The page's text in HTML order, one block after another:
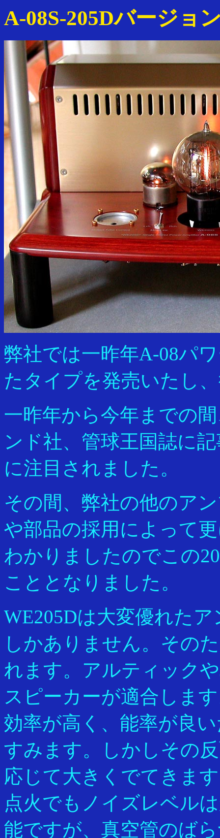
A-08S-205Dバージョ
弊社では一昨年A-08パ
たタイプを発売いたし
一昨年から今年までの
ンド社、管球王国誌に
に注目されました。
その間、弊社の他のア
や部品の採用によって
わかりましたのでこの
こととなりました。
WE205Dは大変優れた
しかありません。その
れます。アルティック
スピーカーが適合しま
効率が高く、能率が良
すみます。しかしその
応じて大きくでてきま
点火でもノイズレベル
能ですが、真空管のば